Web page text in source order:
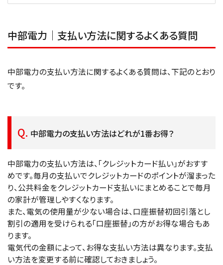
中部電力｜支払い方法に関するよくある質問
中部電力の支払い方法に関するよくある質問は、下記のとおり
です。
中部電力の支払い方法はどれが1番お得？
中部電力の支払い方法は、「クレジットカード払い」がおすす
めです。毎月の支払いでクレジットカードのポイントが溜まった
り、公共料金をクレジットカード支払いにまとめることで毎月
の家計が管理しやすくなります。
また、電気の使用量が少ない場合は、口座振替初回引落とし
割引の適用を受けられる「口座振替」の方がお得な場合もあ
ります。
電気代の金額によって、お得な支払い方法は異なります。支払
い方法を変更する前に確認しておきましょう。